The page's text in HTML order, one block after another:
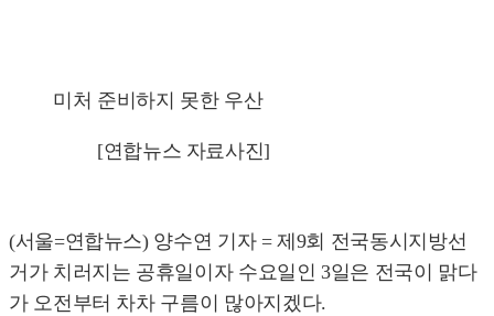
미처 준비하지 못한 우산
[연합뉴스 자료사진]
(서울=연합뉴스) 양수연 기자 = 제9회 전국동시지방선
거가 치러지는 공휴일이자 수요일인 3일은 전국이 맑다
가 오전부터 차차 구름이 많아지겠다.